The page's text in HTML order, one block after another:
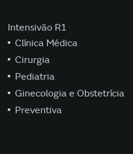
Intensivão R1
Clínica Médica
Cirurgia
Pediatria
Ginecologia e Obstetrícia
Preventiva